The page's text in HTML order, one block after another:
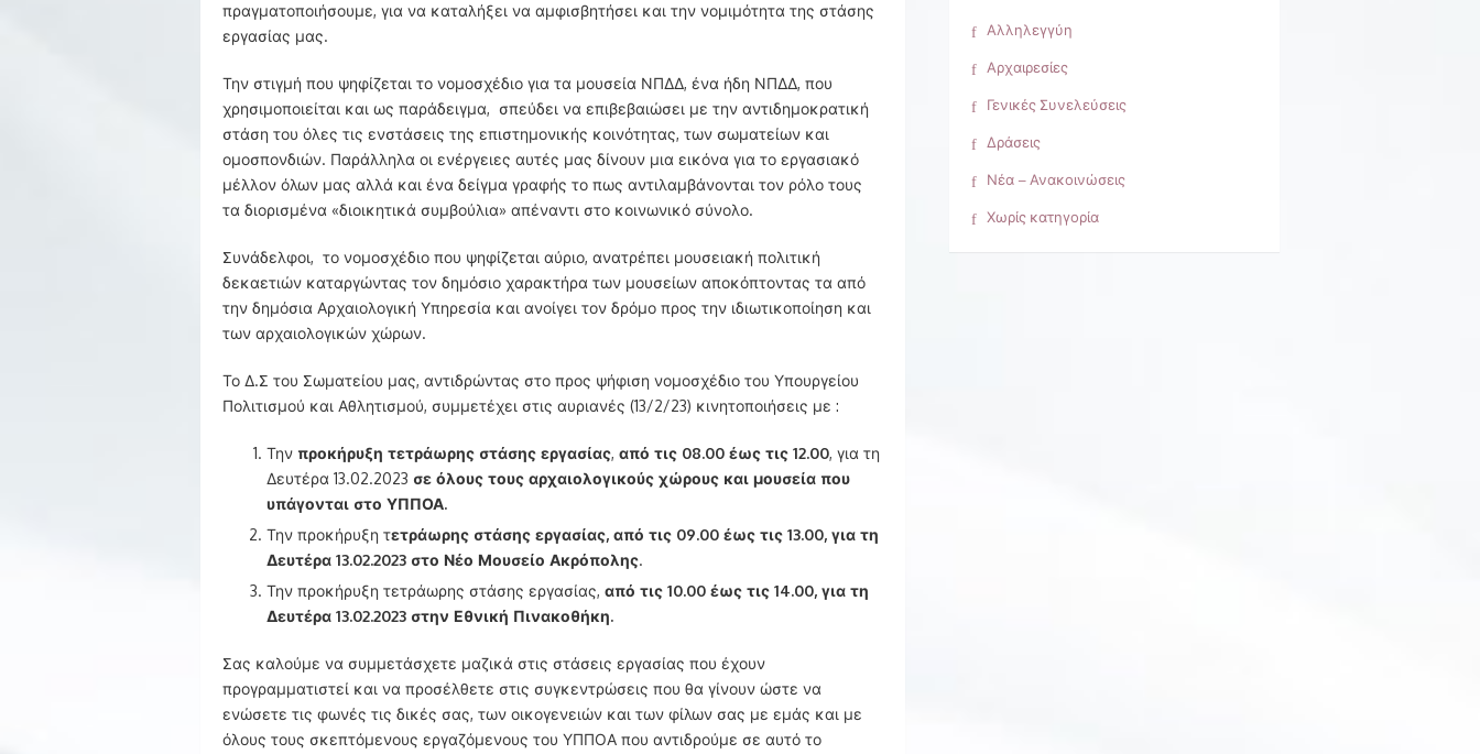
πραγματοποιήσουμε, για να καταλήξει να αμφισβητήσει και την νομιμότητα της στάσης
εργασίας μας.
Την στιγμή που ψηφίζεται το νομοσχέδιο για τα μουσεία ΝΠΔΔ, ένα ήδη ΝΠΔΔ, που
χρησιμοποιείται και ως παράδειγμα, σπεύδει να επιβεβαιώσει με την αντιδημοκρατική
στάση του όλες τις ενστάσεις της επιστημονικής κοινότητας, των σωματείων και
ομοσπονδιών. Παράλληλα οι ενέργειες αυτές μας δίνουν μια εικόνα για το εργασιακό
μέλλον όλων μας αλλά και ένα δείγμα γραφής το πως αντιλαμβάνονται τον ρόλο τους
τα διορισμένα «διοικητικά συμβούλια» απέναντι στο κοινωνικό σύνολο.
Συνάδελφοι, το νομοσχέδιο που ψηφίζεται αύριο, ανατρέπει μουσειακή πολιτική
δεκαετιών καταργώντας τον δημόσιο χαρακτήρα των μουσείων αποκόπτοντας τα από
την δημόσια Αρχαιολογική Υπηρεσία και ανοίγει τον δρόμο προς την ιδιωτικοποίηση και
των αρχαιολογικών χώρων.
Το Δ.Σ του Σωματείου μας, αντιδρώντας στο προς ψήφιση νομοσχέδιο του Υπουργείου
Πολιτισμού και Αθλητισμού, συμμετέχει στις αυριανές (13/2/23) κινητοποιήσεις με :
Την προκήρυξη τετράωρης στάσης εργασίας, από τις 08.00 έως τις 12.00, για τη
Δευτέρα 13.02.2023 σε όλους τους αρχαιολογικούς χώρους και μουσεία που
υπάγονται στο ΥΠΠΟΑ.
Την προκήρυξη τετράωρης στάσης εργασίας, από τις 09.00 έως τις 13.00, για τη
Δευτέρα 13.02.2023 στο Νέο Μουσείο Ακρόπολης.
Την προκήρυξη τετράωρης στάσης εργασίας, από τις 10.00 έως τις 14.00, για τη
Δευτέρα 13.02.2023 στην Εθνική Πινακοθήκη.
Σας καλούμε να συμμετάσχετε μαζικά στις στάσεις εργασίας που έχουν
προγραμματιστεί και να προσέλθετε στις συγκεντρώσεις που θα γίνουν ώστε να
ενώσετε τις φωνές τις δικές σας, των οικογενειών και των φίλων σας με εμάς και με
όλους τους σκεπτόμενους εργαζόμενους του ΥΠΠΟΑ που αντιδρούμε σε αυτό το
Αλληλεγγύη
Αρχαιρεσίες
Γενικές Συνελεύσεις
Δράσεις
Νέα – Ανακοινώσεις
Χωρίς κατηγορία